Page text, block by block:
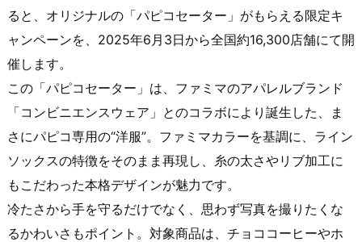
ると、オリジナルの「パピコセーター」がもらえる限定キ
ャンペーンを、2025年6月3日から全国約16,300店舗にて開
催します。
この「パピコセーター」は、ファミマのアパレルブランド
「コンビニエンスウェア」とのコラボにより誕生した、ま
さにパピコ専用の“洋服”。ファミマカラーを基調に、ライン
ソックスの特徴をそのまま再現し、糸の太さやリブ加工に
もこだわった本格デザインが魅力です。
冷たさから手を守るだけでなく、思わず写真を撮りたくな
るかわいさもポイント。対象商品は、チョココーヒーやホ